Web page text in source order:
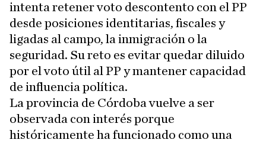
intenta retener voto descontento con el PP
desde posiciones identitarias, fiscales y
ligadas al campo, la inmigración o la
seguridad. Su reto es evitar quedar diluido
por el voto útil al PP y mantener capacidad
de influencia política.
La provincia de Córdoba vuelve a ser
observada con interés porque
históricamente ha funcionado como una